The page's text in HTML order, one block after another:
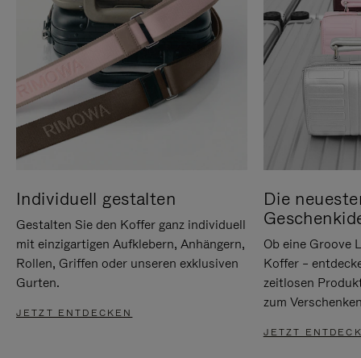
Individuell gestalten
Gestalten Sie den Koffer ganz individuell
mit einzigartigen Aufklebern, Anhängern,
Rollen, Griffen oder unseren exklusiven
Gurten.
JETZT ENTDECKEN
Die
Ob eine Groove
Koffer –
zeitlosen
zum
JETZT